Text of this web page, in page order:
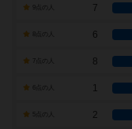
7
6
7点の人 8
1
2